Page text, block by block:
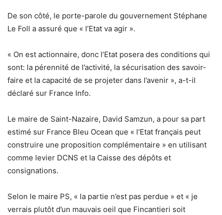
De son côté, le porte-parole du gouvernement Stéphane
Le Foll a assuré que « l’Etat va agir ».
« On est actionnaire, donc l’Etat posera des conditions qui
sont: la pérennité de l’activité, la sécurisation des savoir-
faire et la capacité de se projeter dans l’avenir », a-t-il
déclaré sur France Info.
Le maire de Saint-Nazaire, David Samzun, a pour sa part
estimé sur France Bleu Ocean que « l’Etat français peut
construire une proposition complémentaire » en utilisant
comme levier DCNS et la Caisse des dépôts et
consignations.
Selon le maire PS, « la partie n’est pas perdue » et « je
verrais plutôt d’un mauvais oeil que Fincantieri soit